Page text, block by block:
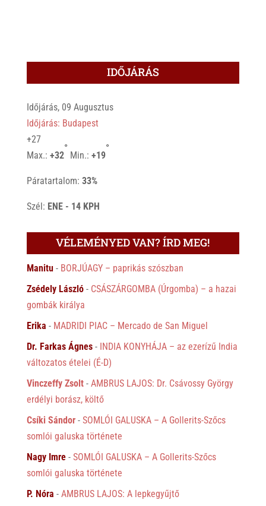
IDŐJÁRÁS
Időjárás, 09 Augusztus
Időjárás: Budapest
+27
Max.: +32
°
Min.: +19
°
Páratartalom: 33%
Szél: ENE - 14 KPH
VÉLEMÉNYED VAN? ÍRD MEG!
Manitu- BORJÚAGY – paprikás szószban
Zsédely László- CSÁSZÁRGOMBA (Úrgomba) – a hazai
gombák királya
Erika - MADRIDI PIAC – Mercado de San Miguel
Dr. Farkas Ágnes- INDIA KONYHÁJA – az ezerízű India
változatos ételei (É-D)
Vinczeffy Zsolt- AMBRUS LAJOS: Dr. Csávossy György
erdélyi borász, költő
Csíki Sándor- SOMLÓI GALUSKA – A Gollerits-Szőcs
somlói galuska története
Nagy Imre- SOMLÓI GALUSKA – A Gollerits-Szőcs
somlói galuska története
P. Nóra - AMBRUS LAJOS: A lepkegyűjtő